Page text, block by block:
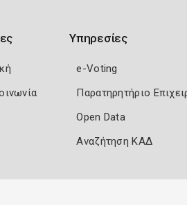
Υπηρεσίες
e-Voting
Παρατηρητήριο
Open Data
Αναζήτηση ΚΑΔ